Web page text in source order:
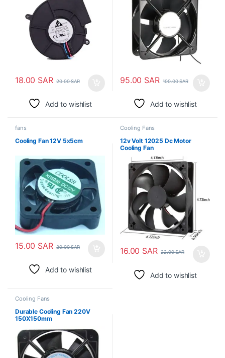
18.00 SAR 20.00SAR
Add to wishlist
95.00 SAR 100.00SAR
Add to wishlist
fans
Cooling Fan 12V 5x5cm
15.00 SAR 20.00SAR
Add to wishlist
Cooling Fans
12v Volt 12025 Dc Motor
Cooling Fan
16.00 SAR 22.00SAR
Add to wishlist
Cooling Fans
Durable Cooling Fan 220V
150X150mm